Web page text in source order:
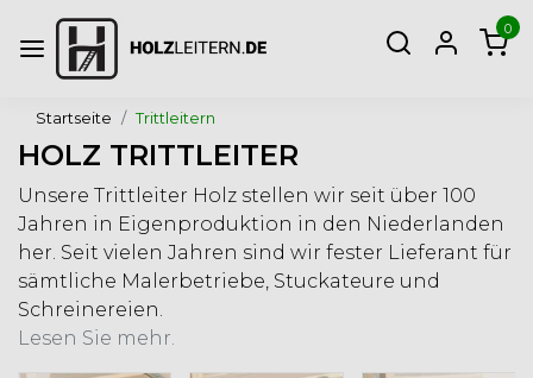
0
Startseite Trittleitern
HOLZ TRITTLEITER
Unsere Trittleiter Holz stellen wir seit über 100
Jahren in Eigenproduktion in den Niederlanden
her. Seit vielen Jahren sind wir fester Lieferant für
sämtliche Malerbetriebe, Stuckateure und
Schreinereien.
Lesen Sie mehr.